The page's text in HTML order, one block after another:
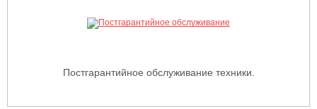
Постгарантийное обслуживание техники.